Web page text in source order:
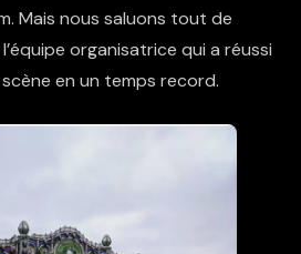
Mais nous saluons tout de
organisatrice qui a réussi
en un temps record.